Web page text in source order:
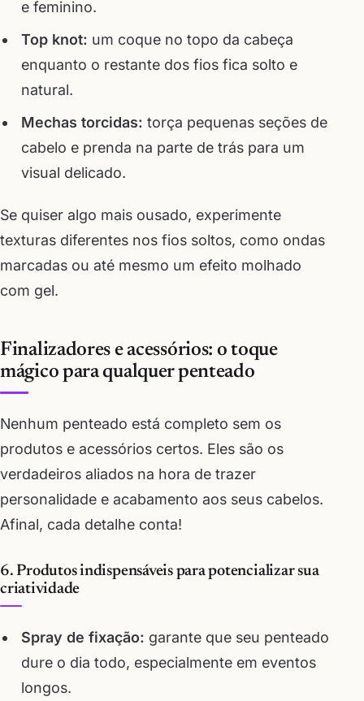
e feminino.
Top knot: um coque no topo da cabeça
enquanto o restante dos fios fica solto e
natural.
Mechas torcidas: torça pequenas seções de
cabelo e prenda na parte de trás para um
visual delicado.
Se quiser algo mais ousado, experimente
texturas diferentes nos fios soltos, como ondas
marcadas ou até mesmo um efeito molhado
com gel.
Finalizadores e acessórios: o toque
mágico para qualquer penteado
Nenhum penteado está completo sem os
produtos e acessórios certos. Eles são os
verdadeiros aliados na hora de trazer
personalidade e acabamento aos seus cabelos.
Afinal, cada detalhe conta!
6. Produtos indispensáveis para potencializar sua
criatividade
Spray de fixação: garante que seu penteado
dure o dia todo, especialmente em eventos
longos.